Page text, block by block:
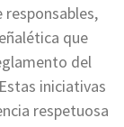
que
del
iniciativas
respetuosa